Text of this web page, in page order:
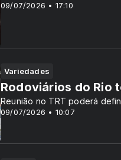
09/07/2026 • 17:10
Variedades
09/07/2026 • 10:07
Rodoviários do Rio
Reunião no TRT poderá